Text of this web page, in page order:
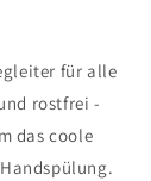
für alle
rostfrei -
das coole